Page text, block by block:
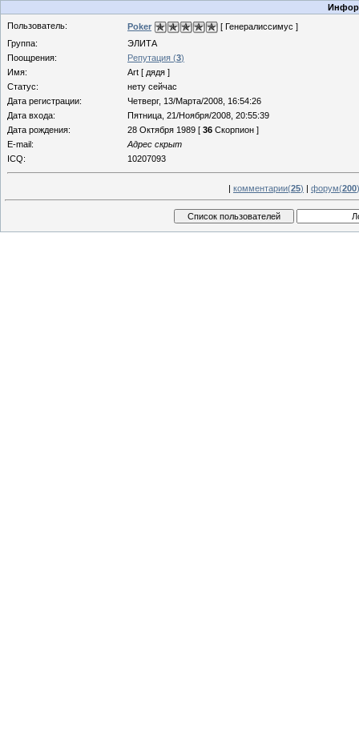
Пользователь:
Poker
[ Генералиссимус ]
Группа:
ЭЛИТА
Поощрения:
Репутация (3)
Имя:
Art [ дядя ]
Статус:
нету сейчас
Дата регистрации:
Четверг, 13/Марта/2008, 16:54:26
Дата входа:
Пятница, 21/Ноября/2008, 20:55:39
Дата рождения:
28 Октября 1989 [ 36 Скорпион ]
E-mail:
Адрес скрыт
ICQ:
10207093
| комментарии(25) | форум(200)